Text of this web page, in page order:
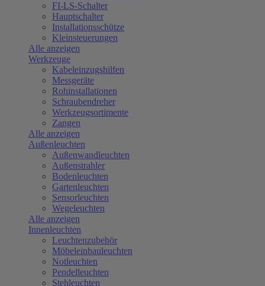
FI-LS-Schalter
Hauptschalter
Installationsschütze
Kleinsteuerungen
Alle anzeigen
Werkzeuge
Kabeleinzugshilfen
Messgeräte
Rohinstallationen
Schraubendreher
Werkzeugsortimente
Zangen
Alle anzeigen
Außenleuchten
Außenwandleuchten
Außenstrahler
Bodenleuchten
Gartenleuchten
Sensorleuchten
Wegeleuchten
Alle anzeigen
Innenleuchten
Leuchtenzubehör
Möbeleinbauleuchten
Notleuchten
Pendelleuchten
Stehleuchten